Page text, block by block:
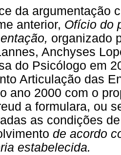
da argumentação
anterior, Ofício do
organizado
Anchyses
do Psicólogo em
Articulação das
ano 2000 com o
a formulara, ou
as condições
de acordo
estabelecida.